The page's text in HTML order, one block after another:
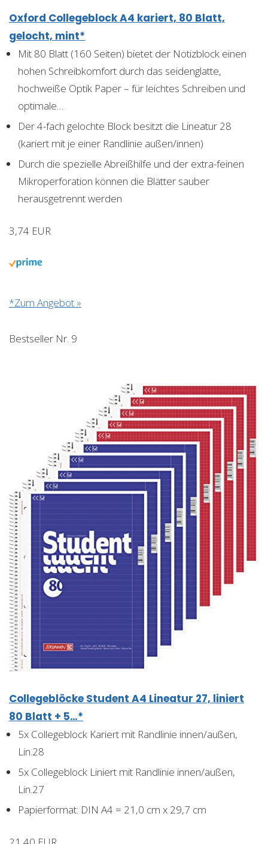
Oxford Collegeblock A4 kariert, 80 Blatt,
gelocht, mint*
Mit 80 Blatt (160 Seiten) bietet der Notizblock einen
hohen Schreibkomfort durch das seidenglatte,
hochweiße Optik Paper – für leichtes Schreiben und
optimale…
Der 4-fach gelochte Block besitzt die Lineatur 28
(kariert mit je einer Randlinie außen/innen)
Durch die spezielle Abreißhilfe und der extra-feinen
Mikroperforation können die Blätter sauber
herausgetrennt werden
3,74 EUR
*Zum Angebot »
Bestseller Nr. 9
Collegeblöcke Student A4 Lineatur 27, liniert
80 Blatt + 5…*
5x Collegeblock Kariert mit Randlinie innen/außen,
Lin.28
5x Collegeblock Liniert mit Randlinie innen/außen,
Lin.27
Papierformat: DIN A4 = 21,0 cm x 29,7 cm